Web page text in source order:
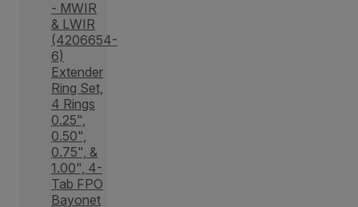
- MWIR
& LWIR
(4206654-
6)
Extender
Ring Set,
4 Rings
0.25",
0.50",
0.75", &
1.00", 4-
Tab FPO
Bayonet